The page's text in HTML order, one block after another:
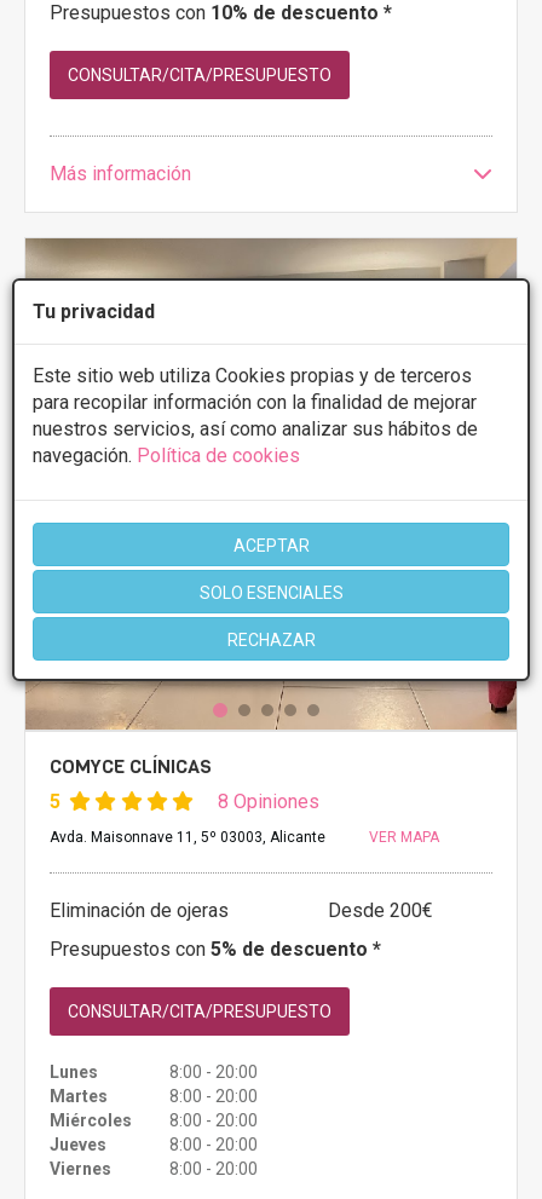
Tu privacidad
Este sitio web utiliza Cookies propias y de terceros
para recopilar información con la finalidad de mejorar
nuestros servicios, así como analizar sus hábitos de
navegación. Política de cookies
ACEPTAR
SOLO ESENCIALES
RECHAZAR
Presupuestos con 10% de descuento *
CONSULTAR/CITA/PRESUPUESTO
Más información
COMYCE CLÍNICAS
5 8 Opiniones
Avda. Maisonnave 11, 5º 03003, Alicante VER MAPA
Eliminación de ojeras
Desde 200€
Presupuestos con 5% de descuento *
CONSULTAR/CITA/PRESUPUESTO
Lunes
8:00 - 20:00
Martes
8:00 - 20:00
Miércoles
8:00 - 20:00
Jueves
8:00 - 20:00
Viernes
8:00 - 20:00